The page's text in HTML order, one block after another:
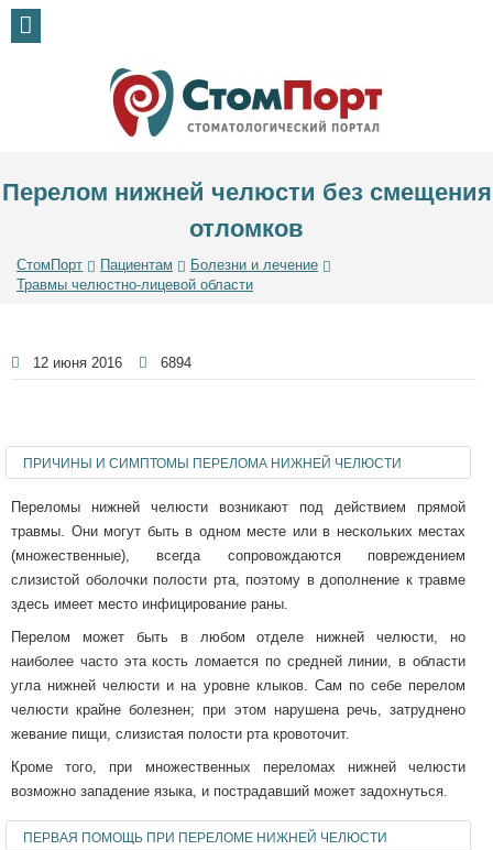
Перелом нижней челюсти без смещения
отломков
СтомПорт Пациентам
Болезни и лечение
Травмы челюстно-лицевой области
12 июня 2016 6894
ПРИЧИНЫ И СИМПТОМЫ ПЕРЕЛОМА НИЖНЕЙ ЧЕЛЮСТИ
Переломы нижней челюсти возникают под действием прямой
травмы. Они могут быть в одном месте или в нескольких местах
(множественные), всегда сопровождаются повреждением
слизистой оболочки полости рта, поэтому в дополнение к травме
здесь имеет место инфицирование раны.
Перелом может быть в любом отделе нижней челюсти, но
наиболее часто эта кость ломается по средней линии, в области
угла нижней челюсти и на уровне клыков. Сам по себе перелом
челюсти крайне болезнен; при этом нарушена речь, затруднено
жевание пищи, слизистая полости рта кровоточит.
Кроме того, при множественных переломах нижней челюсти
возможно западение языка, и пострадавший может задохнуться.
ПЕРВАЯ ПОМОЩЬ ПРИ ПЕРЕЛОМЕ НИЖНЕЙ ЧЕЛЮСТИ